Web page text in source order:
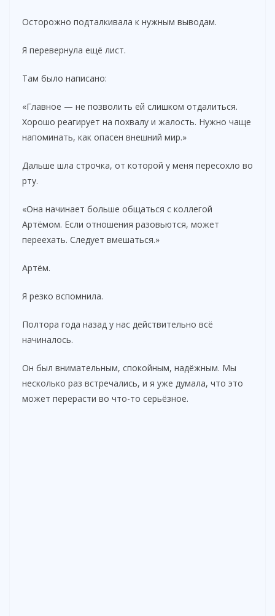
Осторожно подталкивала к нужным выводам.
Я перевернула ещё лист.
Там было написано:
«Главное — не позволить ей слишком отдалиться.
Хорошо реагирует на похвалу и жалость. Нужно чаще
напоминать, как опасен внешний мир.»
Дальше шла строчка, от которой у меня пересохло во
рту.
«Она начинает больше общаться с коллегой
Артёмом. Если отношения разовьются, может
переехать. Следует вмешаться.»
Артём.
Я резко вспомнила.
Полтора года назад у нас действительно всё
начиналось.
Он был внимательным, спокойным, надёжным. Мы
несколько раз встречались, и я уже думала, что это
может перерасти во что-то серьёзное.